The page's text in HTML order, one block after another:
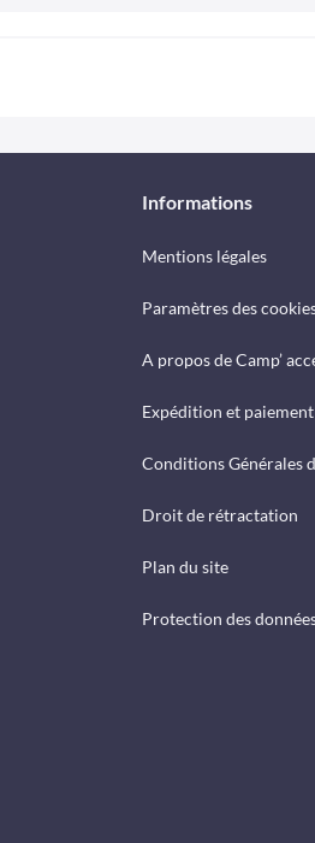
Informations
Mentions légales
Paramètres des
A propos de Camp’
Expédition et paiement
Conditions Générales
Droit de rétractation
Plan du site
Protection des